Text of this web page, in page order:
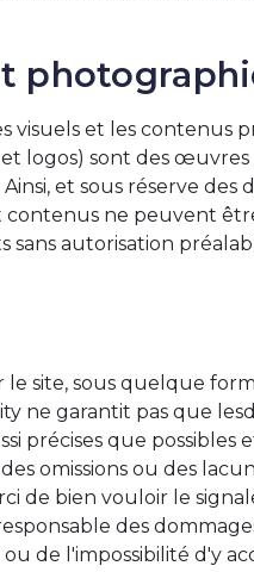
visuels et les contenus
et logos) sont des
et sous réserve des
contenus ne peuvent
autorisation
site, sous quelque
ne garantit pas que
précises que possibles
omissions ou des
bien vouloir le
des
de l'impossibilité d'y